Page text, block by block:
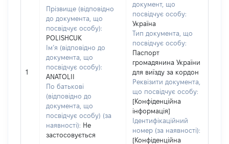
1
Прізвище (відповідно
до документа, що
посвідчує особу):
POLISHCUK
Ім’я (відповідно до
документа, що
посвідчує особу):
ANATOLII
По батькові
(відповідно до
документа, що
посвідчує особу) (за
наявності): Не
застосовується
документ, що
посвідчує особу:
Україна
Тип документа, що
посвідчує особу:
Паспорт
громадянина України
для виїзду за кордон
Реквізити документа,
що посвідчує особу:
[Конфіденційна
інформація]
Ідентифікаційний
номер (за наявності):
[Конфіденційна